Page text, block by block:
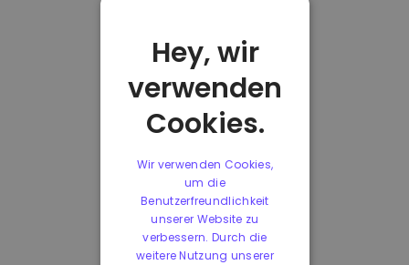
Hey, wir
verwenden
Cookies.
Wir verwenden Cookies,
um die
Benutzerfreundlichkeit
unserer Website zu
verbessern. Durch die
weitere Nutzung unserer